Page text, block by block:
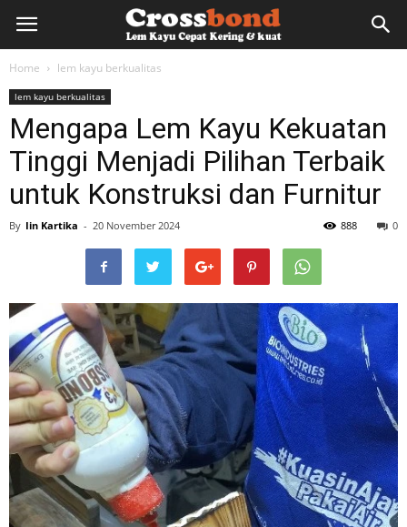
lemkayu.net
Kertas,
Vinyl
Home lem kayu berkualitas
lem kayu berkualitas
Mengapa Lem Kayu Kekuatan
Tinggi Menjadi Pilihan Terbaik
untuk Konstruksi dan Furnitur
By Iin Kartika - 20 November 2024 0
888